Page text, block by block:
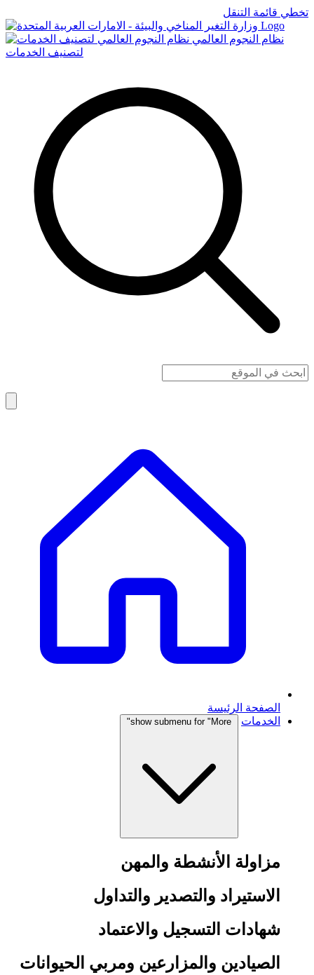
تخطي قائمة التنقل
Logo
نظام النجوم العالمي
لتصنيف الخدمات
الصفحة الرئيسة
الخدمات
show submenu for "More"
مزاولة الأنشطة والمهن
الاستيراد والتصدير والتداول
شهادات التسجيل والاعتماد
الصيادين والمزارعين ومربي الحيوانات